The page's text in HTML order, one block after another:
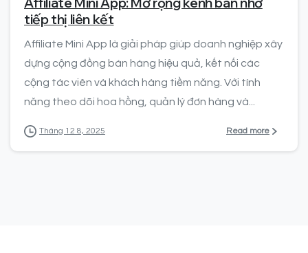
tiếp thị liên kết
Affiliate Mini App là giải pháp giúp doanh nghiệp xây
dựng cộng đồng bán hàng hiệu quả, kết nối các
cộng tác viên và khách hàng tiềm năng. Với tính
năng theo dõi hoa hồng, quản lý đơn hàng và...
Tháng 12 8, 2025 Read more